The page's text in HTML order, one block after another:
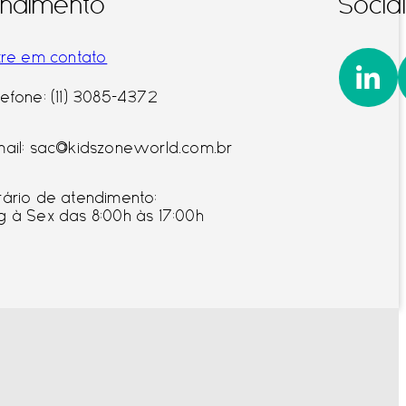
em contato
(11) 3085-4372
sac@kidszoneworld.com.br
de atendimento:
à Sex das 8:00h às 17:00h